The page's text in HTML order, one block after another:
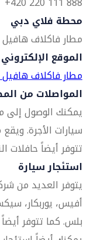
محطة فلاي دبي
مطار فاكلاف هافيل
الموقع الإلكتروني
مطار فاكلاف
المواصلات من
يمكنك الوصول إلى
سيارات الأجرة.
تتوفر أيضاً حافلات
استئجار سيارة
يتوفر العديد من
أفيس، يوربكار،
بلس. كما تتوفر